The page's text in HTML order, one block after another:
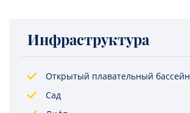
Инфраструктура
Открытый плавательный бассейн
Сад